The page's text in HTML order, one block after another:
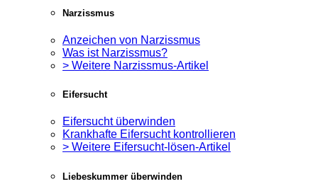
Narzissmus
Anzeichen von Narzissmus
Was ist Narzissmus?
> Weitere Narzissmus-Artikel
Eifersucht
Eifersucht überwinden
Krankhafte Eifersucht kontrollieren
> Weitere Eifersucht-lösen-Artikel
Liebeskummer überwinden